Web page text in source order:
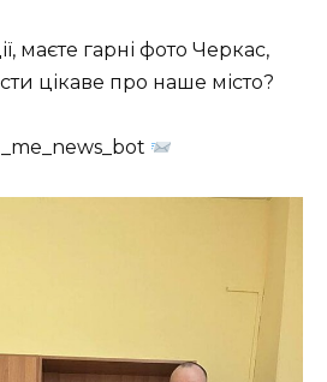
маєте гарні фото Черкас,
цікаве про наше місто?